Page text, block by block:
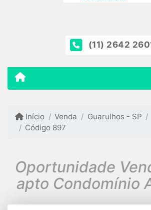
(11) 2642
Início Venda Guarulhos - SP
Código 897
Oportunidade
apto Condomínio
Cidade Maia